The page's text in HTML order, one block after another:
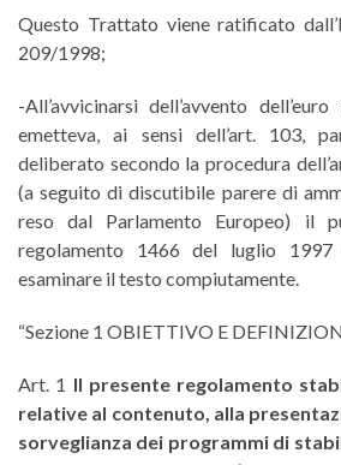
Questo Trattato viene ratificato
209/1998;
-All’avvicinarsi dell’avvento
emetteva, ai sensi dell’art. 103,
deliberato secondo la procedura
(a seguito di discutibile parere di
reso dal Parlamento Europeo) il
regolamento 1466 del luglio
esaminare il testo compiutamente.
“Sezione 1 OBIETTIVO E
Art. 1 Il presente regolamento
relative al contenuto, alla
sorveglianza dei programmi di